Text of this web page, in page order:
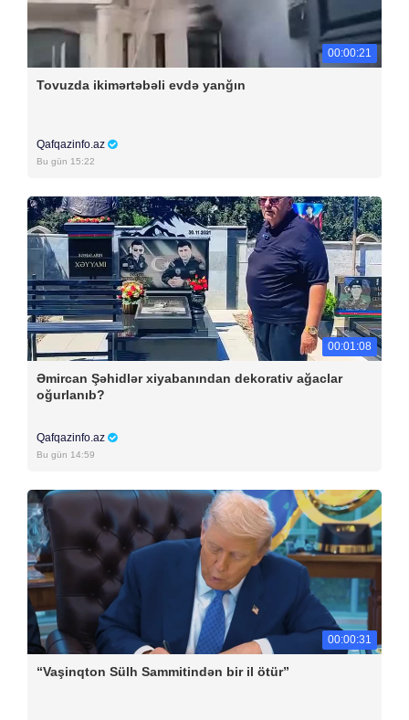
00:00:21
Tovuzda ikimərtəbəli evdə yanğın
Qafqazinfo.az
Bu gün 15:22
00:01:08
Əmircan Şəhidlər xiyabanından dekorativ ağaclar
oğurlanıb?
Qafqazinfo.az
Bu gün 14:59
00:00:31
“Vaşinqton Sülh Sammitindən bir il ötür”